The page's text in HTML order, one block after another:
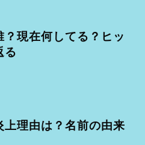
現在何してる？ヒッ
る
理由は？名前の由来